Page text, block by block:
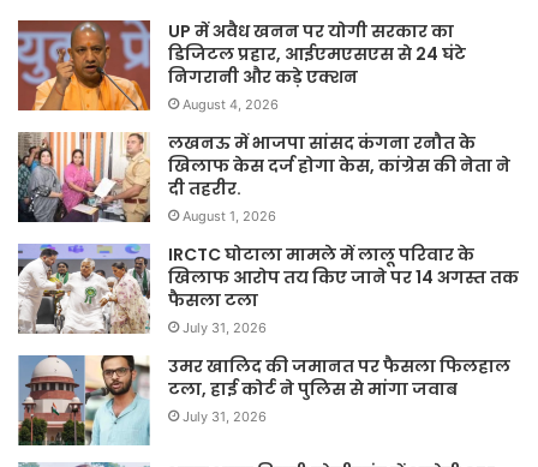
UP में अवैध खनन पर योगी सरकार का
डिजिटल प्रहार, आईएमएसएस से 24 घंटे
निगरानी और कड़े एक्शन
August 4, 2026
लखनऊ में भाजपा सांसद कंगना रनौत के
खिलाफ केस दर्ज होगा केस, कांग्रेस की नेता ने
दी तहरीर.
August 1, 2026
IRCTC घोटाला मामले में लालू परिवार के
खिलाफ आरोप तय किए जाने पर 14 अगस्त तक
फैसला टला
July 31, 2026
उमर खालिद की जमानत पर फैसला फिलहाल
टला, हाई कोर्ट ने पुलिस से मांगा जवाब
July 31, 2026